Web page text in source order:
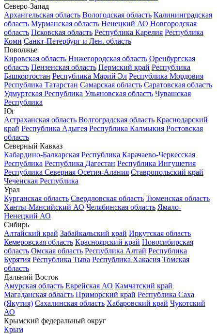
Северо-Запад
Архангельская область Вологодская область Калининградская
область Мурманская область Ненецкий АО Новгородская
область Псковская область Республика Карелия Республика
Коми Санкт-Петербург и Лен. область
Поволжье
Кировская область Нижегородская область Оренбургская
область Пензенская область Пермский край Республика
Башкортостан Республика Марий Эл Республика Мордовия
Республика Татарстан Самарская область Саратовская область
Удмуртская Республика Ульяновская область Чувашская
Республика
Юг
Астраханская область Волгоградская область Краснодарский
край Республика Адыгея Республика Калмыкия Ростовская
область
Северный Кавказ
Кабардино-Балкарская Республика Карачаево-Черкесская
Республика Республика Дагестан Республика Ингушетия
Республика Северная Осетия-Алания Ставропольский край
Чеченская Республика
Урал
Курганская область Свердловская область Тюменская область
Ханты-Мансийский АО Челябинская область Ямало-
Ненецкий АО
Сибирь
Алтайский край Забайкальский край Иркутская область
Кемеровская область Красноярский край Новосибирская
область Омская область Республика Алтай Республика
Бурятия Республика Тыва Республика Хакасия Томская
область
Дальний Восток
Амурская область Еврейская АО Камчатский край
Магаданская область Приморский край Республика Саха
(Якутия) Сахалинская область Хабаровский край Чукотский
АО
Крымский федеральный округ
Крым